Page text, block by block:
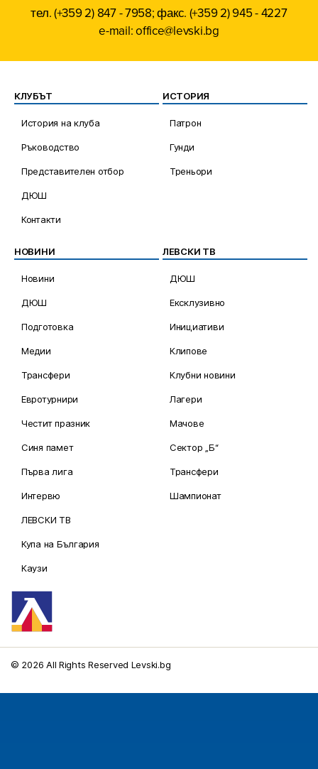
тел. (+359 2) 847 - 7958; факс. (+359 2) 945 - 4227
e-mail: office@levski.bg
КЛУБЪТ
История на клуба
Ръководство
Представителен отбор
ДЮШ
Контакти
ИСТОРИЯ
Патрон
Гунди
Треньори
НОВИНИ
Новини
ДЮШ
Подготовка
Медии
Трансфери
Евротурнири
Честит празник
Синя памет
Първа лига
Интервю
ЛЕВСКИ ТВ
Купа на България
Каузи
ЛЕВСКИ ТВ
ДЮШ
Ексклузивно
Инициативи
Клипове
Клубни новини
Лагери
Мачове
Сектор „Б“
Трансфери
Шампионат
© 2026 All Rights Reserved Levski.bg